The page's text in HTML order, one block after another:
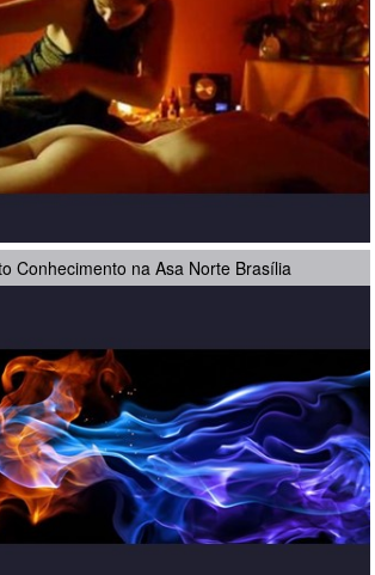
Conhecimento na Asa Norte Brasília